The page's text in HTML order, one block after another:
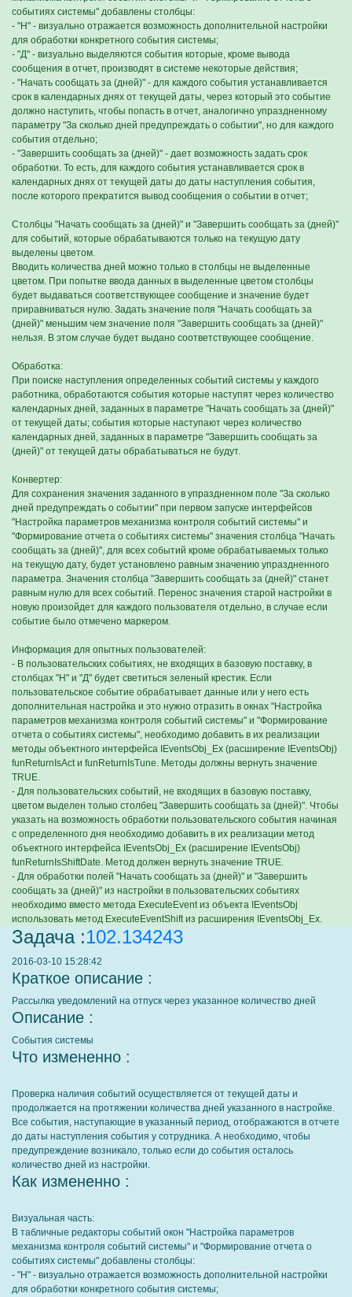
событиях системы" добавлены столбцы:
- "Н" - визуально отражается возможность дополнительной настройки
для обработки конкретного события системы;
- "Д" - визуально выделяются события которые, кроме вывода
сообщения в отчет, производят в системе некоторые действия;
- "Начать сообщать за (дней)" - для каждого события устанавливается
срок в календарных днях от текущей даты, через который это событие
должно наступить, чтобы попасть в отчет, аналогично упраздненному
параметру "За сколько дней предупреждать о событии", но для каждого
события отдельно;
- "Завершить сообщать за (дней)" - дает возможность задать срок
обработки. То есть, для каждого события устанавливается срок в
календарных днях от текущей даты до даты наступления события,
после которого прекратится вывод сообщения о событии в отчет;
Столбцы "Начать сообщать за (дней)" и "Завершить сообщать за (дней)"
для событий, которые обрабатываются только на текущую дату
выделены цветом.
Вводить количества дней можно только в столбцы не выделенные
цветом. При попытке ввода данных в выделенные цветом столбцы
будет выдаваться соответствующее сообщение и значение будет
приравниваться нулю. Задать значение поля "Начать сообщать за
(дней)" меньшим чем значение поля "Завершить сообщать за (дней)"
нельзя. В этом случае будет выдано соответствующее сообщение.
Обработка:
При поиске наступления определенных событий системы у каждого
работника, обработаются события которые наступят через количество
календарных дней, заданных в параметре "Начать сообщать за (дней)"
от текущей даты; события которые наступают через количество
календарных дней, заданных в параметре "Завершить сообщать за
(дней)" от текущей даты обрабатываться не будут.
Конвертер:
Для сохранения значения заданного в упраздненном поле "За сколько
дней предупреждать о событии" при первом запуске интерфейсов
"Настройка параметров механизма контроля событий системы" и
"Формирование отчета о событиях системы" значения столбца "Начать
сообщать за (дней)", для всех событий кроме обрабатываемых только
на текущую дату, будет установлено равным значению упраздненного
параметра. Значения столбца "Завершить сообщать за (дней)" станет
равным нулю для всех событий. Перенос значения старой настройки в
новую произойдет для каждого пользователя отдельно, в случае если
событие было отмечено маркером.
Информация для опытных пользователей:
- В пользовательских событиях, не входящих в базовую поставку, в
столбцах "Н" и "Д" будет светиться зеленый крестик. Если
пользовательское событие обрабатывает данные или у него есть
дополнительная настройка и это нужно отразить в окнах "Настройка
параметров механизма контроля событий системы" и "Формирование
отчета о событиях системы", необходимо добавить в их реализации
методы объектного интерфейса IEventsObj_Ex (расширение IEventsObj)
funReturnIsAct и funReturnIsTune. Методы должны вернуть значение
TRUE.
- Для пользовательских событий, не входящих в базовую поставку,
цветом выделен только столбец "Завершить сообщать за (дней)". Чтобы
указать на возможность обработки пользовательского события начиная
с определенного дня необходимо добавить в их реализации метод
объектного интерфейса IEventsObj_Ex (расширение IEventsObj)
funReturnIsShiftDate. Метод должен вернуть значение TRUE.
- Для обработки полей "Начать сообщать за (дней)" и "Завершить
сообщать за (дней)" из настройки в пользовательских событиях
необходимо вместо метода ExecuteEvent из объекта IEventsObj
использовать метод ExecuteEventShift из расширения IEventsObj_Ex.
Задача :102.134243
2016-03-10 15:28:42
Краткое описание :
Рассылка уведомлений на отпуск через указанное количество дней
Описание :
События системы
Что измененно :
Проверка наличия событий осуществляется от текущей даты и
продолжается на протяжении количества дней указанного в настройке.
Все события, наступающие в указанный период, отображаются в отчете
до даты наступления события у сотрудника. А необходимо, чтобы
предупреждение возникало, только если до события осталось
количество дней из настройки.
Как измененно :
Визуальная часть:
В табличные редакторы событий окон "Настройка параметров
механизма контроля событий системы" и "Формирование отчета о
событиях системы" добавлены столбцы:
- "Н" - визуально отражается возможность дополнительной настройки
для обработки конкретного события системы;